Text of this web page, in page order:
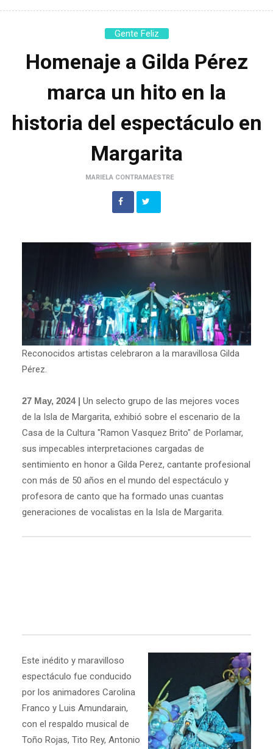
Gente Feliz
Homenaje a Gilda Pérez
marca un hito en la
historia del espectáculo en
Margarita
MARIELA CONTRAMAESTRE
Reconocidos artistas celebraron a la maravillosa Gilda
Pérez.
27 May, 2024 | Un selecto grupo de las mejores voces
de la Isla de Margarita, exhibió sobre el escenario de la
Casa de la Cultura "Ramon Vasquez Brito" de Porlamar,
sus impecables interpretaciones cargadas de
sentimiento en honor a Gilda Perez, cantante profesional
con más de 50 años en el mundo del espectáculo y
profesora de canto que ha formado unas cuantas
generaciones de vocalistas en la Isla de Margarita.
Este inédito y maravilloso
espectáculo fue conducido
por los animadores Carolina
Franco y Luis Amundarain,
con el respaldo musical de
Toño Rojas, Tito Rey, Antonio